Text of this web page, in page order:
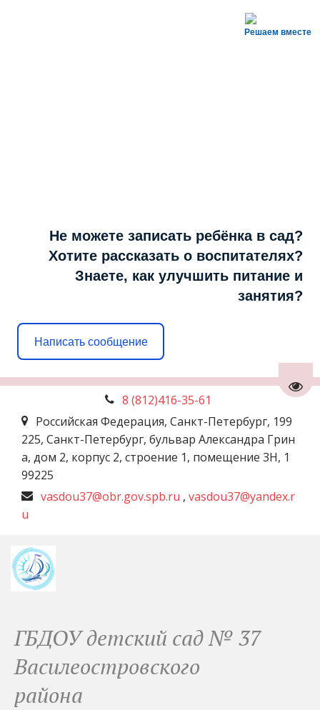
Решаем вместе
Не можете записать ребёнка в сад?
Хотите рассказать о воспитателях?
Знаете, как улучшить питание и
занятия?
Написать сообщение
8 (812)416-35-61
Российская Федерация, Санкт-Петербург, 199
225, Санкт-Петербург, бульвар Александра Грин
а, дом 2, корпус 2, строение 1, помещение 3Н, 1
99225
vasdou37@obr.gov.spb.ru , vasdou37@yandex.r
u
ГБДОУ детский сад № 37
Василеостровского
района